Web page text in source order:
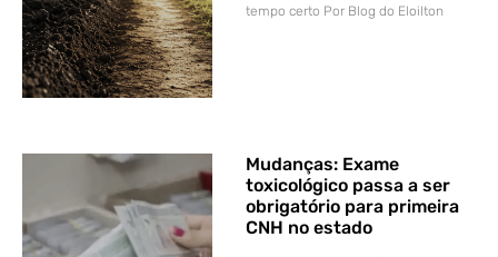
tempo certo Por Blog do Eloilton
Mudanças: Exame
toxicológico passa a ser
obrigatório para primeira
CNH no estado